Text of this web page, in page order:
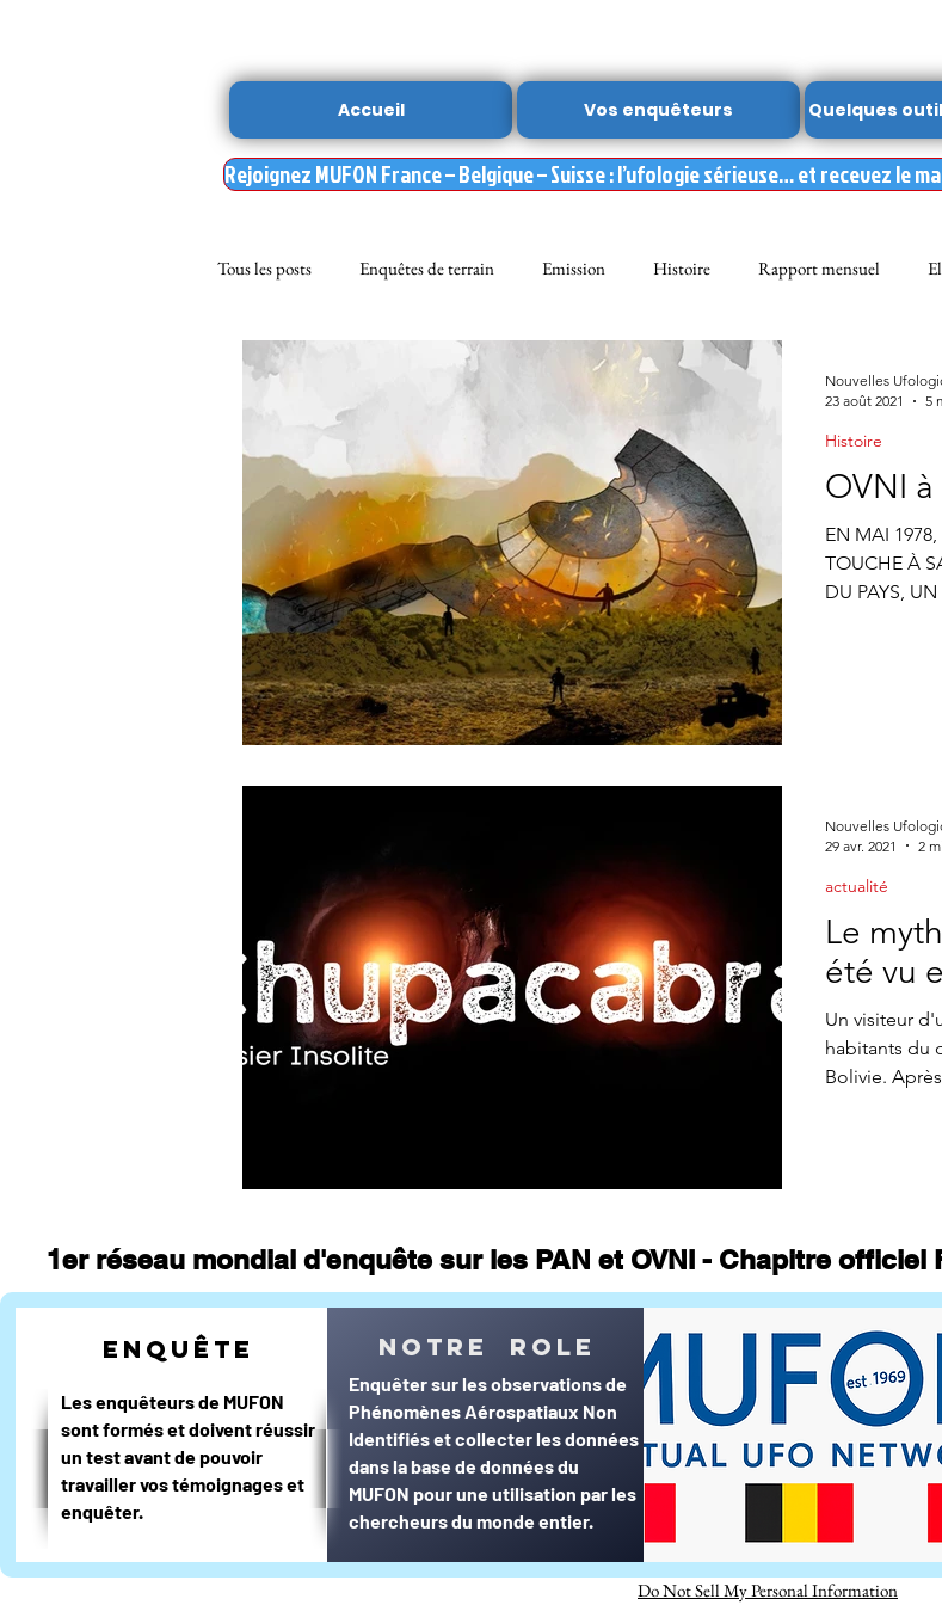
Accueil Vos enquêteurs Quelques
Rejoignez MUFON France – Belgique – Suisse : l’ufologie sérieuse… et recevez le
Tous les posts Enquêtes de terrain Emission Histoire Rapport mensuel
sciences NOUVELLE DU MUFON Dossier spécial MUFON
Nasa enqueteur MUFON Observation ARCHIVES
journal d'un enquêteur Magazine CONTACTS Appel à témoin article Gildas
Surveillance du ciel Wall Street Journal
OVNI
EN MAI 1978,
TOUCHE À
DU PAYS,
Histoire
Nouvelles
23 août 2021
5
Le
été vu
Un visiteur
habitants du
Bolivie.
actualité
Nouvelles
29 avr. 2021
2
1er réseau mondial d'enquête sur les PAN et OVNI - Chapitre
© MUFON France et Belgique©
enquête
Les enquêteurs de MUFON
sont formés et doivent réussir
un test avant de pouvoir
travailler vos témoignages et
enquêter.
notre role
Enquêter sur les observations de
Phénomènes Aérospatiaux Non
Identifiés et collecter les données
dans la base de données du
MUFON pour une utilisation par les
chercheurs du monde entier.
Do Not Sell My Personal Information